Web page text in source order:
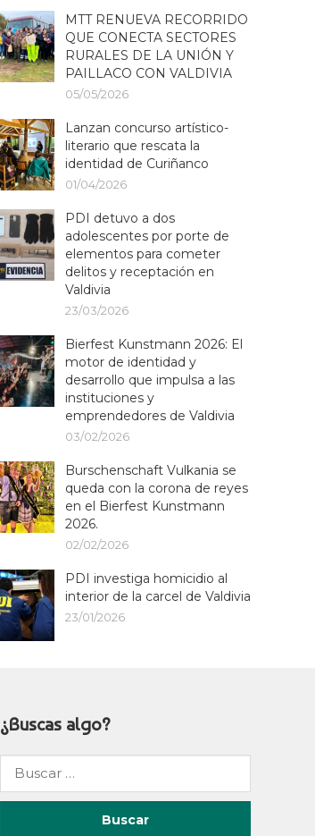
MTT RENUEVA RECORRIDO
QUE CONECTA SECTORES
RURALES DE LA UNIÓN Y
PAILLACO CON VALDIVIA
05/05/2026
Lanzan concurso artístico-
literario que rescata la
identidad de Curiñanco
01/04/2026
PDI detuvo a dos
adolescentes por porte de
elementos para cometer
delitos y receptación en
Valdivia
23/03/2026
Bierfest Kunstmann 2026: El
motor de identidad y
desarrollo que impulsa a las
instituciones y
emprendedores de Valdivia
03/02/2026
Burschenschaft Vulkania se
queda con la corona de reyes
en el Bierfest Kunstmann
2026.
02/02/2026
PDI investiga homicidio al
interior de la carcel de Valdivia
23/01/2026
¿Buscas algo?
Buscar
por: